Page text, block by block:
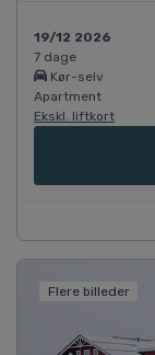
19/12 2026
7 dage
Kør-selv
Apartment
Ekskl. liftkort
Flere billeder